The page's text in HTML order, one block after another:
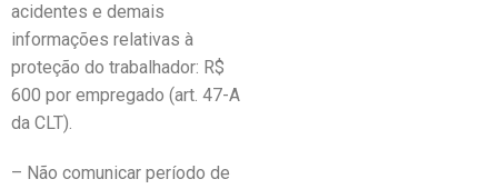
acidentes e demais
informações relativas à
proteção do trabalhador: R$
600 por empregado (art. 47-A
da CLT).
– Não comunicar período de